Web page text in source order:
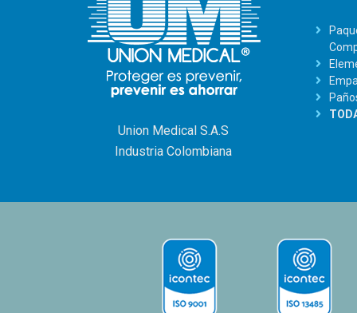
Union Medical S.A.S
Industria Colombiana